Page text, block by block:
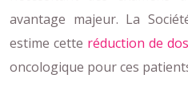
avantage majeur. La
estime cette réduction de
oncologique pour ces